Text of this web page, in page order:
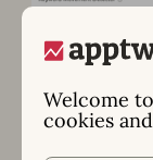
Welcome
cookies